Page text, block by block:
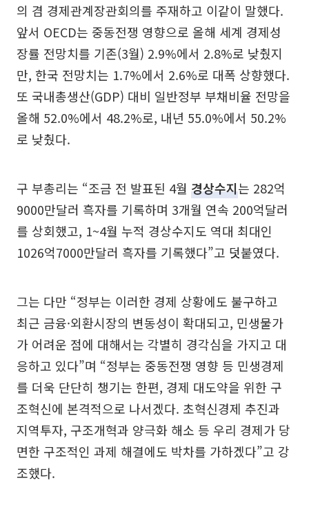
의 겸 경제관계장관회의를 주재하고 이같이 말했다.
앞서 OECD는 중동전쟁 영향으로 올해 세계 경제성
장률 전망치를 기존(3월) 2.9%에서 2.8%로 낮췄지
만, 한국 전망치는 1.7%에서 2.6%로 대폭 상향했다.
또 국내총생산(GDP) 대비 일반정부 부채비율 전망을
올해 52.0%에서 48.2%로, 내년 55.0%에서 50.2%
로 낮췄다.
구 부총리는 “조금 전 발표된 4월 경상수지는 282억
9000만달러 흑자를 기록하며 3개월 연속 200억달러
를 상회했고, 1~4월 누적 경상수지도 역대 최대인
1026억7000만달러 흑자를 기록했다”고 덧붙였다.
그는 다만 “정부는 이러한 경제 상황에도 불구하고
최근 금융·외환시장의 변동성이 확대되고, 민생물가
가 어려운 점에 대해서는 각별히 경각심을 가지고 대
응하고 있다”며 “정부는 중동전쟁 영향 등 민생경제
를 더욱 단단히 챙기는 한편, 경제 대도약을 위한 구
조혁신에 본격적으로 나서겠다. 초혁신경제 추진과
지역투자, 구조개혁과 양극화 해소 등 우리 경제가 당
면한 구조적인 과제 해결에도 박차를 가하겠다”고 강
조했다.